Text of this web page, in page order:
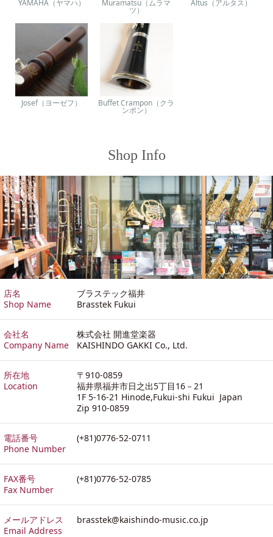
YAMAHA（ヤマハ） Muramatsu（ムラマ
ツ）
Altus（アルタス）
Josef（ヨーゼフ） Buffet Crampon（クラ
ンポン）
Shop Info
店名
Shop Name
ブラステック福井
Brasstek Fukui
会社名
Company Name
株式会社 開進堂楽器
KAISHINDO GAKKI Co., Ltd.
所在地
Location
〒910-0859
福井県福井市日之出5丁目16－21
1F 5-16-21 Hinode,Fukui-shi Fukui Japan
Zip 910-0859
電話番号
Phone Number
(+81)0776-52-0711
FAX番号
Fax Number
(+81)0776-52-0785
メールアドレス
Email Address
brasstek@kaishindo-music.co.jp